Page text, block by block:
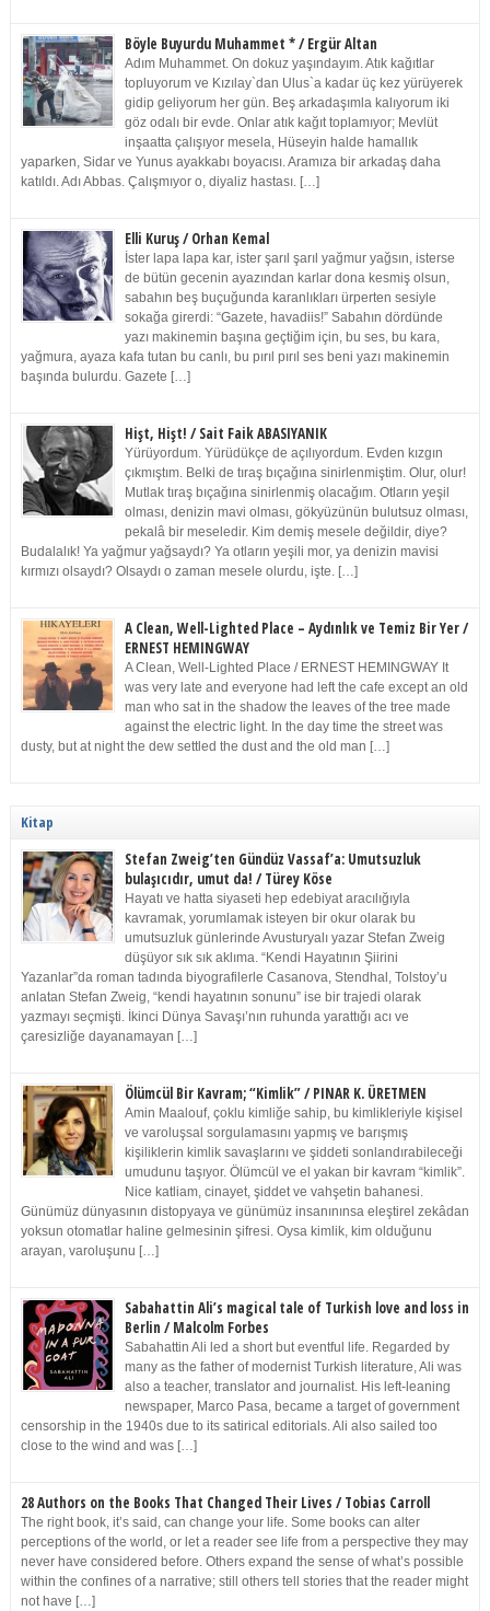
Böyle Buyurdu Muhammet * / Ergür Altan
Adım Muhammet. On dokuz yaşındayım. Atık kağıtlar
topluyorum ve Kızılay`dan Ulus`a kadar üç kez yürüyerek
gidip geliyorum her gün. Beş arkadaşımla kalıyorum iki
göz odalı bir evde. Onlar atık kağıt toplamıyor; Mevlüt
inşaatta çalışıyor mesela, Hüseyin halde hamallık
yaparken, Sidar ve Yunus ayakkabı boyacısı. Aramıza bir arkadaş daha
katıldı. Adı Abbas. Çalışmıyor o, diyaliz hastası. […]
Elli Kuruş / Orhan Kemal
İster lapa lapa kar, ister şarıl şarıl yağmur yağsın, isterse
de bütün gecenin ayazından karlar dona kesmiş olsun,
sabahın beş buçuğunda karanlıkları ürperten sesiyle
sokağa girerdi: “Gazete, havadiis!” Sabahın dördünde
yazı makinemin başına geçtiğim için, bu ses, bu kara,
yağmura, ayaza kafa tutan bu canlı, bu pırıl pırıl ses beni yazı makinemin
başında bulurdu. Gazete […]
Hişt, Hişt! / Sait Faik ABASIYANIK
Yürüyordum. Yürüdükçe de açılıyordum. Evden kızgın
çıkmıştım. Belki de tıraş bıçağına sinirlenmiştim. Olur, olur!
Mutlak tıraş bıçağına sinirlenmiş olacağım. Otların yeşil
olması, denizin mavi olması, gökyüzünün bulutsuz olması,
pekalâ bir meseledir. Kim demiş mesele değildir, diye?
Budalalık! Ya yağmur yağsaydı? Ya otların yeşili mor, ya denizin mavisi
kırmızı olsaydı? Olsaydı o zaman mesele olurdu, işte. […]
A Clean, Well-Lighted Place – Aydınlık ve Temiz Bir Yer /
ERNEST HEMINGWAY
A Clean, Well-Lighted Place / ERNEST HEMINGWAY It
was very late and everyone had left the cafe except an old
man who sat in the shadow the leaves of the tree made
against the electric light. In the day time the street was
dusty, but at night the dew settled the dust and the old man […]
Kitap
Stefan Zweig’ten Gündüz Vassaf’a: Umutsuzluk
bulaşıcıdır, umut da! / Türey Köse
Hayatı ve hatta siyaseti hep edebiyat aracılığıyla
kavramak, yorumlamak isteyen bir okur olarak bu
umutsuzluk günlerinde Avusturyalı yazar Stefan Zweig
düşüyor sık sık aklıma. “Kendi Hayatının Şiirini
Yazanlar”da roman tadında biyografilerle Casanova, Stendhal, Tolstoy’u
anlatan Stefan Zweig, “kendi hayatının sonunu” ise bir trajedi olarak
yazmayı seçmişti. İkinci Dünya Savaşı’nın ruhunda yarattığı acı ve
çaresizliğe dayanamayan […]
Ölümcül Bir Kavram; “Kimlik” / PINAR K. ÜRETMEN
Amin Maalouf, çoklu kimliğe sahip, bu kimlikleriyle kişisel
ve varoluşsal sorgulamasını yapmış ve barışmış
kişiliklerin kimlik savaşlarını ve şiddeti sonlandırabileceği
umudunu taşıyor. Ölümcül ve el yakan bir kavram “kimlik”.
Nice katliam, cinayet, şiddet ve vahşetin bahanesi.
Günümüz dünyasının distopyaya ve günümüz insanınınsa eleştirel zekâdan
yoksun otomatlar haline gelmesinin şifresi. Oysa kimlik, kim olduğunu
arayan, varoluşunu […]
Sabahattin Ali’s magical tale of Turkish love and loss in
Berlin / Malcolm Forbes
Sabahattin Ali led a short but eventful life. Regarded by
many as the father of modernist Turkish literature, Ali was
also a teacher, translator and journalist. His left-leaning
newspaper, Marco Pasa, became a target of government
censorship in the 1940s due to its satirical editorials. Ali also sailed too
close to the wind and was […]
28 Authors on the Books That Changed Their Lives / Tobias Carroll
The right book, it’s said, can change your life. Some books can alter
perceptions of the world, or let a reader see life from a perspective they may
never have considered before. Others expand the sense of what’s possible
within the confines of a narrative; still others tell stories that the reader might
not have […]